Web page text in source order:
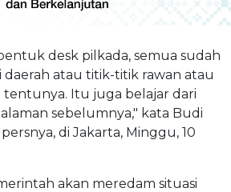
desk pilkada, semua sudah
daerah atau titik-titik rawan atau
tentunya. Itu juga belajar dari
sebelumnya," kata Budi
di Jakarta, Minggu, 10
akan meredam situasi